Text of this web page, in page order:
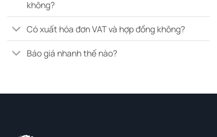
không?
Có xuất hóa đơn VAT và hợp đồng không?
Báo giá nhanh thế nào?